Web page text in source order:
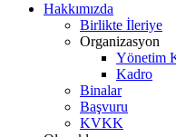
Hakkımızda
Birlikte İleriye
Organizasyon
Yönetim
Kadro
Binalar
Başvuru
KVKK